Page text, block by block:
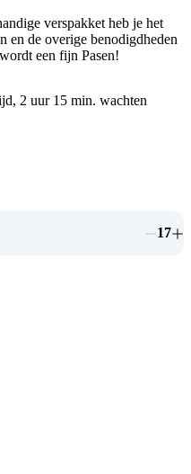
verspakket heb je het
en de overige benodigdheden
een fijn Pasen!
, 2 uur 15 min. wachten
17